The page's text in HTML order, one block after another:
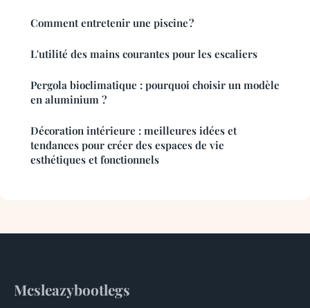
Comment entretenir une piscine ?
L'utilité des mains courantes pour les escaliers
Pergola bioclimatique : pourquoi choisir un modèle
en aluminium ?
Décoration intérieure : meilleures idées et
tendances pour créer des espaces de vie
esthétiques et fonctionnels
Mcsleazybootlegs